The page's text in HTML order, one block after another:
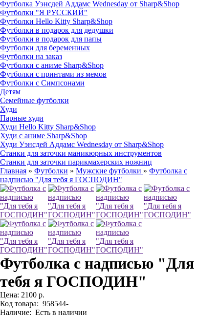
Футболка Уэнсдей Аддамс Wednesday от Sharp&Shop
Футболки "Я РУССКИЙ"
Футболки Hello Kitty Sharp&Shop
Футболки в подарок для дедушки
Футболки в подарок для папы
Футболки для беременных
Футболки на заказ
Футболки с аниме Sharp&Shop
Футболки с принтами из мемов
Футболки с Симпсонами
Детям
Семейные футболки
Худи
Парные худи
Худи Hello Kitty Sharp&Shop
Худи с аниме Sharp&Shop
Худи Уэнсдей Аддамс Wednesday от Sharp&Shop
Станки для заточки маникюрных инструментов
Станки для заточки парикмахерских ножниц
Главная » Футболки » Мужские футболки » Футболка с
надписью "Для тебя я ГОСПОДИН"
Футболка с надписью "Для
тебя я ГОСПОДИН"
Цена: 2100 р.
Код товара: 958544-
Наличие: Есть в наличии